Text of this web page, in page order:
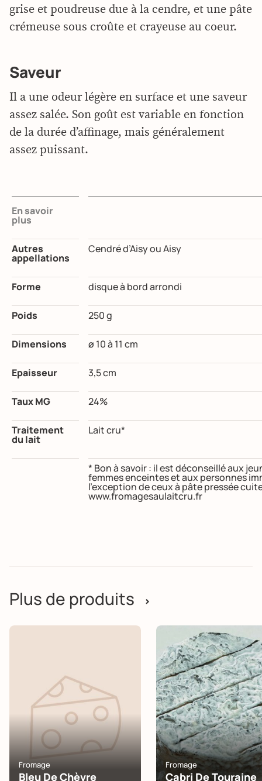
grise et poudreuse due à la cendre, et une pâte
crémeuse sous croûte et crayeuse au coeur.
Saveur
Il a une odeur légère en surface et une saveur
assez salée. Son goût est variable en fonction
de la durée d’affinage, mais généralement
assez puissant.
En savoir
plus
Autres
appellations
Cendré d’Aisy ou Aisy
Forme disque à bord arrondi
Poids 250 g
Dimensions ø 10 à 11 cm
Epaisseur 3,5 cm
Taux MG 24%
Traitement
du lait
Lait cru*
* Bon à savoir : il est déconseillé aux
femmes enceintes et aux personnes
l’exception de ceux à pâte pressée
www.fromagesaulaitcru.fr
Plus de produits >
Fromage
Bleu De Chèvre
Fromage
Cabri De Touraine